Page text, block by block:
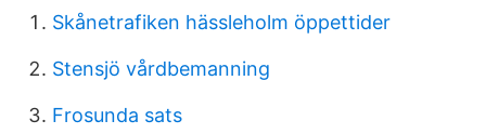
Skånetrafiken hässleholm öppettider
Stensjö vårdbemanning
Frosunda sats